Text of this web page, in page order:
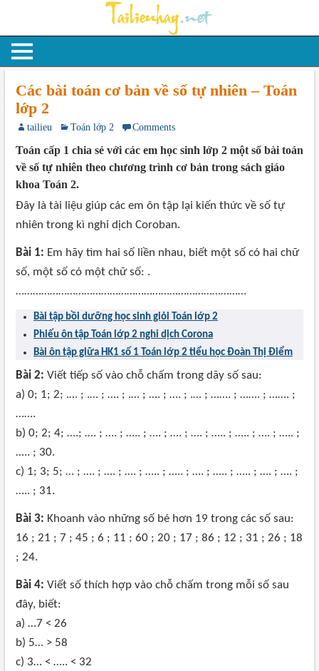
Các bài toán cơ bản về số tự nhiên – Toán
lớp 2
tailieu Toán lớp 2 Comments
Toán cấp 1 chia sẻ với các em học sinh lớp 2 một số bài toán
về số tự nhiên theo chương trình cơ bản trong sách giáo
khoa Toán 2.
Đây là tài liệu giúp các em ôn tập lại kiến thức về số tự
nhiên trong kì nghỉ dịch Coroban.
Bài 1: Em hãy tìm hai số liền nhau, biết một số có hai chữ
số, một số có một chữ số: .
………………………………………………………………………
Bài tập bồi dưỡng học sinh giỏi Toán lớp 2
Phiếu ôn tập Toán lớp 2 nghỉ dịch Corona
Bài ôn tập giữa HK1 số 1 Toán lớp 2 tiểu học Đoàn Thị Điểm
Bài 2: Viết tiếp số vào chỗ chấm trong dãy số sau:
a) 0; 1; 2; .… ; .… ; …. ; .… ; …. ; …. ; .… ; ……. ; ……. ; ……. ;
…….
b) 0; 2; 4; ….; …. ; …. ; ….. ; …. ; …. ; …. ; ….. ; ….. ; …. ; ….. ;
….. ; 30.
c) 1; 3; 5; … ; …. ; …. ; …. ; ….. ; ….. ; …. ; ….. ; ….. ; …. ; …. ;
….. ; 31.
Bài 3: Khoanh vào những số bé hơn 19 trong các số sau:
16 ; 21 ; 7 ; 45 ; 6 ; 11 ; 60 ; 20 ; 17 ; 86 ; 12 ; 31 ; 26 ; 18
; 24.
Bài 4: Viết số thích hợp vào chỗ chấm trong mỗi số sau
đây, biết:
a) …7 < 26
b) 5… > 58
c) 3… < ….. < 32